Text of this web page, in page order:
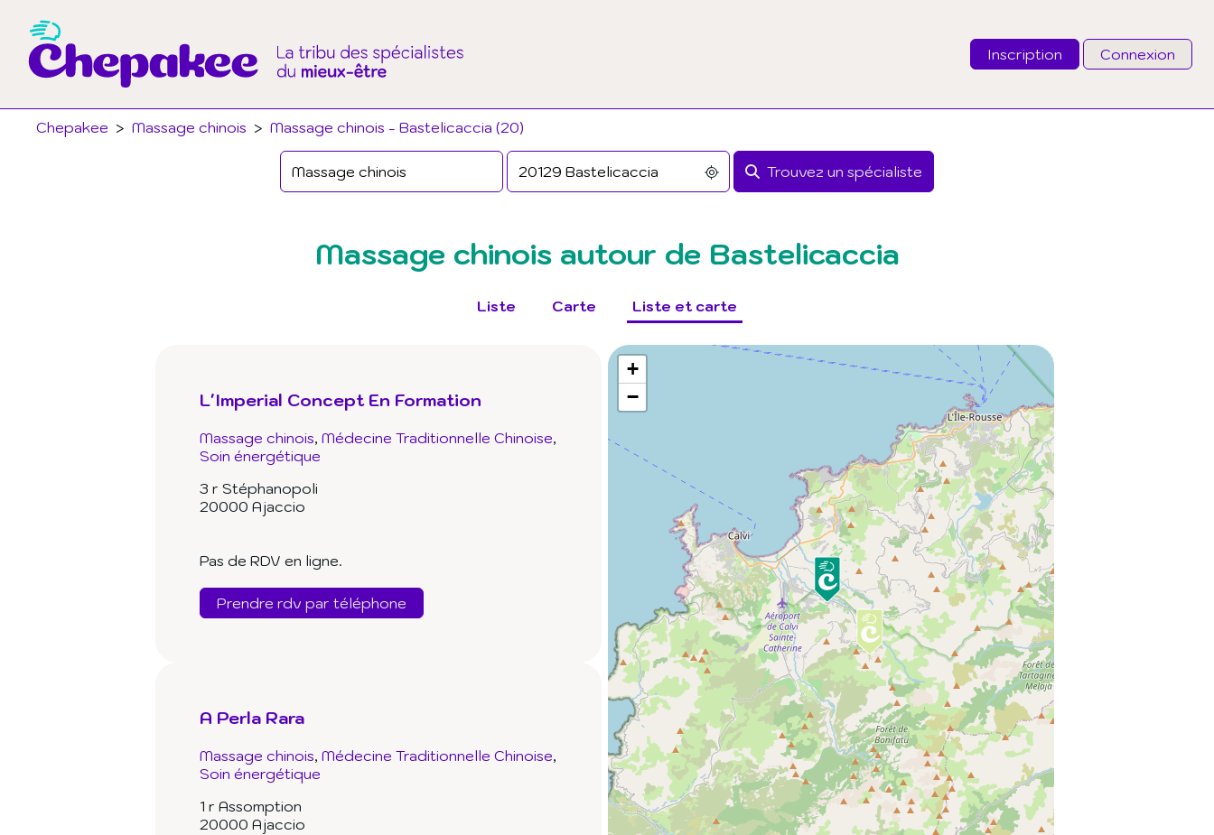
Inscription Connexion
Chepakee > Massage chinois > Massage chinois - Bastelicaccia (20)
Trouvez un spécialiste
Email
Mot de passe
Massage chinois autour de Bastelicaccia
Liste Carte Liste et carte
L'Imperial Concept En Formation
Massage chinois Médecine Traditionnelle Chinoise
Soin énergétique
3 r Stéphanopoli
20000 Ajaccio
Pas de RDV en ligne.
Prendre rdv par téléphone
A Perla Rara
Massage chinois Médecine Traditionnelle Chinoise
Soin énergétique
1 r Assomption
20000 Ajaccio
+
−